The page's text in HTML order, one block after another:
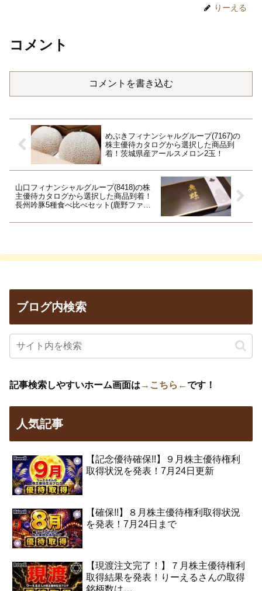
りーえる
コメント
コメントを書き込む
めぶきフィナンシャルグループ(7167)の
株主優待カタログから選択した商品到
着！茨城県産アールスメロン2玉！
山口フィナンシャルグループ(8418)の株
主優待カタログから選択した商品到着！
長州吟豚5種食べ比べセット(鹿野ファー
ブログ内検索
記事検索しやすいホーム画面は →こちら←です！
人気記事
【記念優待確保!!】９月株主優待権利
取得状況を発表！7月24日更新
【確保!!】８月株主優待権利取得状況
を発表！7月24日まで
【現渡注文完了！】７月株主優待権利
取得結果を発表！りーえるさんの取得